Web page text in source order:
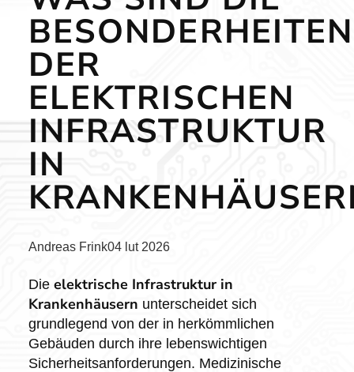
BESONDERHEITEN
DER
ELEKTRISCHEN
INFRASTRUKTUR
IN
Posted
Andreas Frink04 lut 2026
Die elektrische Infrastruktur in
Krankenhäusern unterscheidet sich
grundlegend von der in herkömmlichen
Gebäuden durch ihre lebenswichtigen
Sicherheitsanforderungen. Medizinische